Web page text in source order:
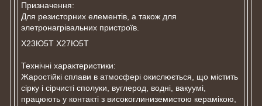
Призначення:
Для резисторних елементів, а також для
элетронагрівальних пристроїв.
Х23Ю5Т Х27Ю5Т
Технічні характеристики:
Жаростійкі сплави в атмосфері окислюється, що містить
сірку і сірчисті сполуки, вуглерод, водні, вакуумі,
працюють у контакті з високоглиниземистою керамікою,